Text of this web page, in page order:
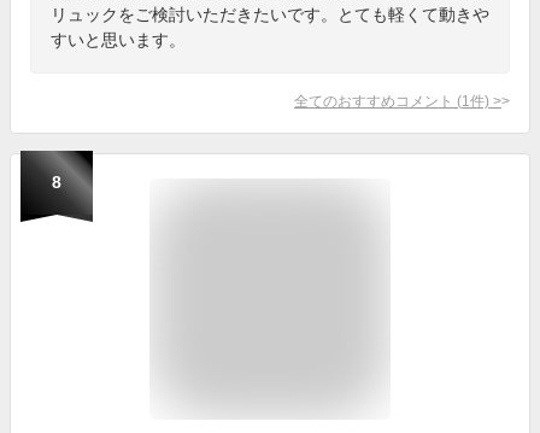
リュックをご検討いただきたいです。とても軽くて動きや
すいと思います。
全てのおすすめコメント (1 件) >
8